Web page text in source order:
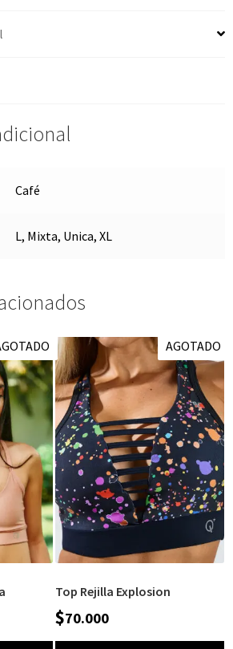
Café
L, Mixta, Unica, XL
AGOTADO
Top Rejilla Explosion
$70.000